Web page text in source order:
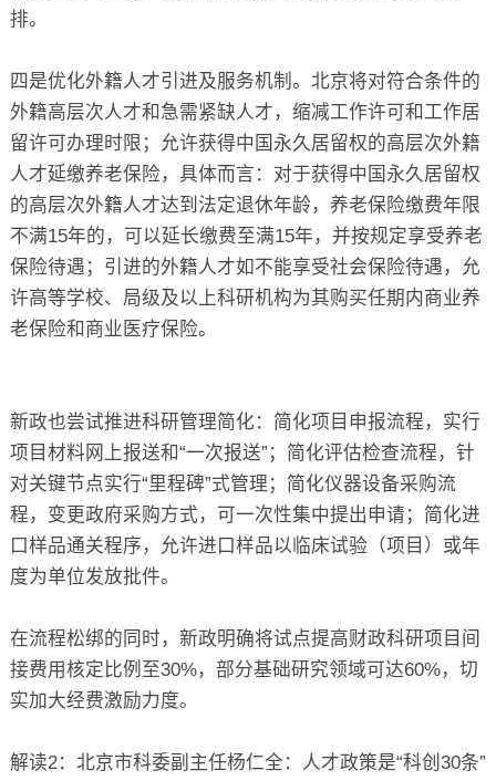
排。
四是优化外籍人才引进及服务机制。北京将对符合条件的
外籍高层次人才和急需紧缺人才，缩减工作许可和工作居
留许可办理时限；允许获得中国永久居留权的高层次外籍
人才延缴养老保险，具体而言：对于获得中国永久居留权
的高层次外籍人才达到法定退休年龄，养老保险缴费年限
不满15年的，可以延长缴费至满15年，并按规定享受养老
保险待遇；引进的外籍人才如不能享受社会保险待遇，允
许高等学校、局级及以上科研机构为其购买任期内商业养
老保险和商业医疗保险。
新政也尝试推进科研管理简化：简化项目申报流程，实行
项目材料网上报送和“一次报送”；简化评估检查流程，针
对关键节点实行“里程碑”式管理；简化仪器设备采购流
程，变更政府采购方式，可一次性集中提出申请；简化进
口样品通关程序，允许进口样品以临床试验（项目）或年
度为单位发放批件。
在流程松绑的同时，新政明确将试点提高财政科研项目间
接费用核定比例至30%，部分基础研究领域可达60%，切
实加大经费激励力度。
解读2：北京市科委副主任杨仁全：人才政策是“科创30条”